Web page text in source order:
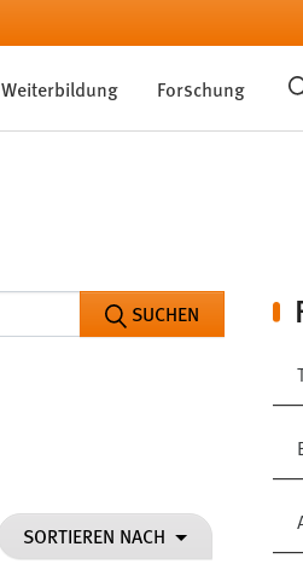
Weiterbildung Forschung
SUCHEN
SORTIEREN NACH